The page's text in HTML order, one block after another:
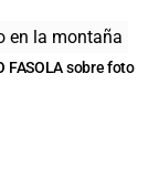
FASOLA sobre foto